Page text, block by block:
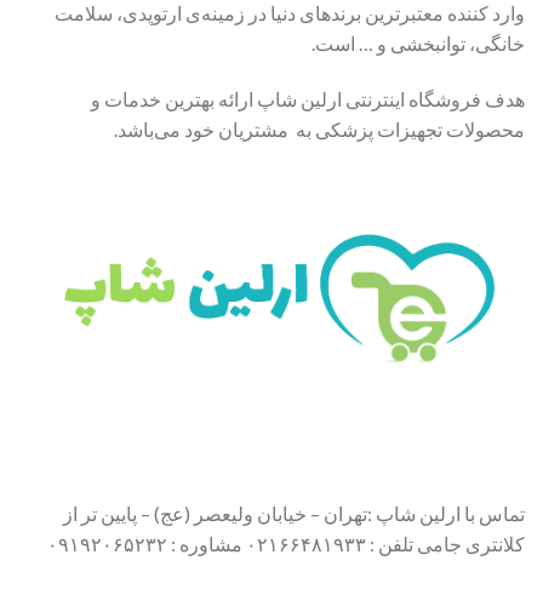
وارد کننده معتبرترین برندهای دنیا در زمینه‌ی ارتوپدی، سلامت
خانگی، توانبخشی و … است.
هدف فروشگاه اینترنتی ارلین شاپ ارائه بهترین خدمات و
محصولات تجهیزات پزشکی به مشتریان خود می‌باشد.
تماس با ارلین شاپ :تهران – خیابان ولیعصر (عج) – پایین تر از
کلانتری جامی تلفن : ۰۲۱۶۶۴۸۱۹۳۳ مشاوره : ۰۹۱۹۲۰۶۵۲۳۲